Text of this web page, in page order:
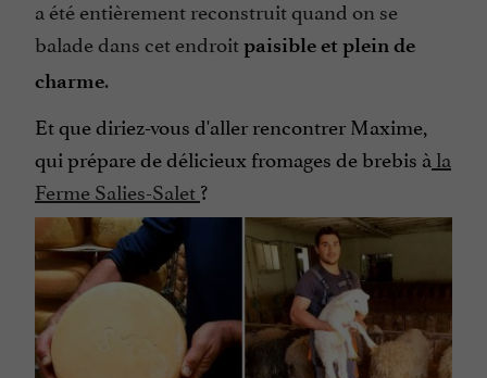
a été entièrement reconstruit quand on se
balade dans cet endroitpaisible et plein de
charme.
Et que diriez-vous d'aller rencontrer Maxime,
qui prépare de délicieux fromages de brebis à la
Ferme Salies-Salet?